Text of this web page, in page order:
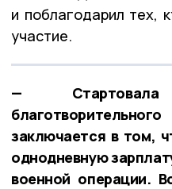
и поблагодарил тех,
участие.
—
заключается в том,
однодневную
военной операции.